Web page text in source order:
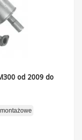
od 2009 do